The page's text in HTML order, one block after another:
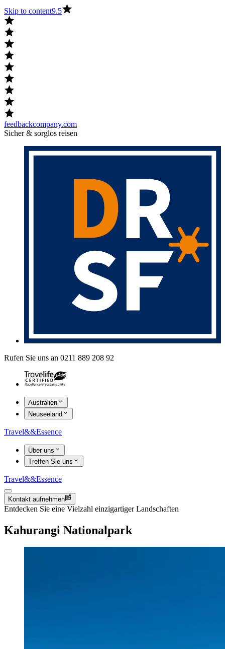
Skip to content9.5
feedbackcompany.com
Sicher & sorglos reisen
Rufen Sie uns an 0211 889 208 92
Australien
Neuseeland
Travel&&Essence
Über uns
Treffen Sie uns
Travel&&Essence
Kontakt aufnehmen
Entdecken Sie eine Vielzahl einzigartiger Landschaften
Kahurangi Nationalpark